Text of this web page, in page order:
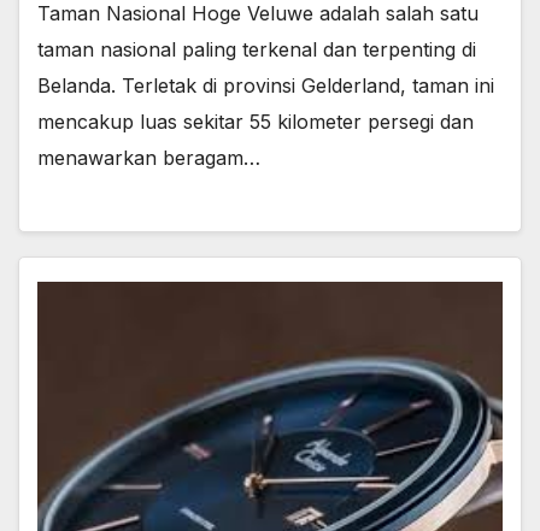
Taman Nasional Hoge Veluwe adalah salah satu
taman nasional paling terkenal dan terpenting di
Belanda. Terletak di provinsi Gelderland, taman ini
mencakup luas sekitar 55 kilometer persegi dan
menawarkan beragam…